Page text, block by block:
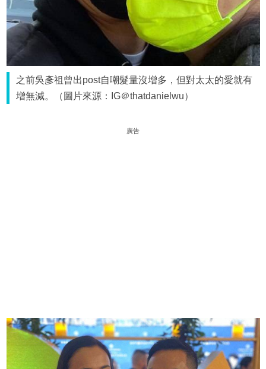
之前吳彥祖曾出post自嘲髮量沒增多，但對太太的愛就有
增無減。（圖片來源：IG＠thatdanielwu）
廣告